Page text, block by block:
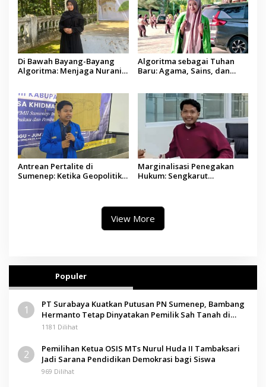
Di Bawah Bayang-Bayang
Algoritma: Menjaga Nurani
Algoritma sebagai Tuhan
Baru: Agama, Sains, dan
Antrean Pertalite di
Sumenep: Ketika Geopolitik
Marginalisasi Penegakan
Hukum: Sengkarut
Raas
View More
Populer
1
PT Surabaya Kuatkan Putusan PN Sumenep, Bambang
Hermanto Tetap Dinyatakan Pemilik Sah Tanah di
Pamolokan
1181 Dilihat
2
Pemilihan Ketua OSIS MTs Nurul Huda II Tambaksari
Jadi Sarana Pendidikan Demokrasi bagi Siswa
969 Dilihat